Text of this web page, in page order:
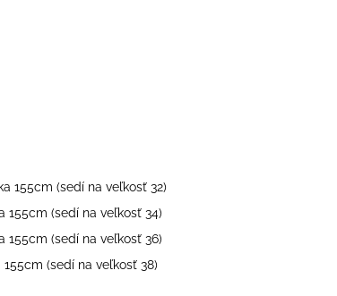
155cm (sedí na veľkosť 32)
(sedí na veľkosť 34)
155cm (sedí na veľkosť 36)
(sedí na veľkosť 38)